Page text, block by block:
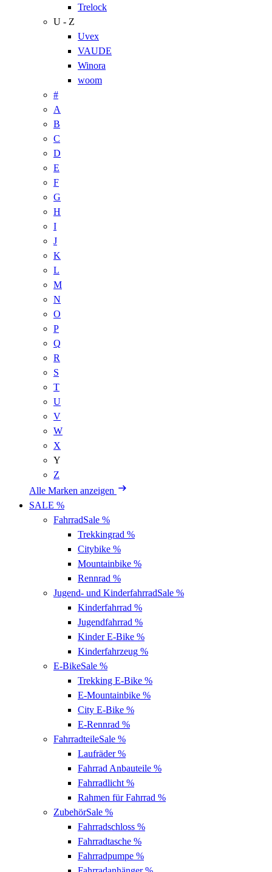
Trelock
U - Z
Uvex
VAUDE
Winora
woom
#
A
B
C
D
E
F
G
H
I
J
K
L
M
N
O
P
Q
R
S
T
U
V
W
X
Y
Z
Alle Marken anzeigen
SALE %
FahrradSale %
Trekkingrad %
Citybike %
Mountainbike %
Rennrad %
Jugend- und KinderfahrradSale %
Kinderfahrrad %
Jugendfahrrad %
Kinder E-Bike %
Kinderfahrzeug %
E-BikeSale %
Trekking E-Bike %
E-Mountainbike %
City E-Bike %
E-Rennrad %
FahrradteileSale %
Laufräder%
Fahrrad Anbauteile %
Fahrradlicht %
Rahmen für Fahrrad %
ZubehörSale %
Fahrradschloss %
Fahrradtasche %
Fahrradpumpe %